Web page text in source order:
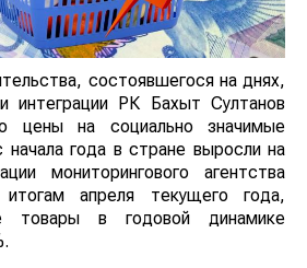
состоявшегося на днях,
интеграции РК Бахыт Султанов
цены на социально значимые
начала года в стране выросли на
мониторингового агентства
апреля текущего года,
товары в годовой динамике